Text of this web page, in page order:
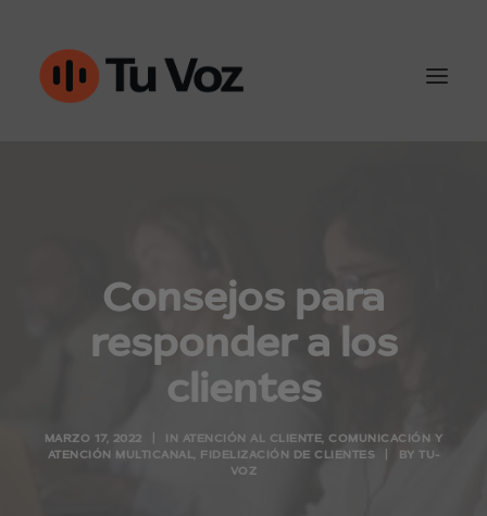
IA & Automatización
Conoce Tu-Voz
Consejos para
responder a los
clientes
MARZO 17, 2022 IN ATENCIÓN AL CLIENTE,COMUNICACIÓN Y
ATENCIÓN MULTICANAL, FIDELIZACIÓN DE CLIENTES BY TU-
VOZ